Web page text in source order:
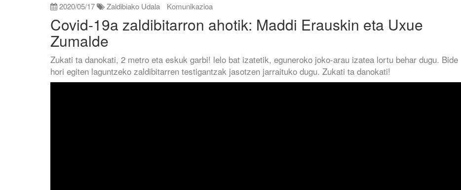
2020/05/17 Zaldibiako Udala Komunikazioa
Covid-19a zaldibitarron ahotik: Maddi Erauskin eta Uxue
Zumalde
Zukati ta danokati, 2 metro eta eskuk garbi! lelo bat izatetik, eguneroko joko-arau izatea lortu behar dugu. Bide
hori egiten laguntzeko zaldibitarren testigantzak jasotzen jarraituko dugu. Zukati ta danokati!